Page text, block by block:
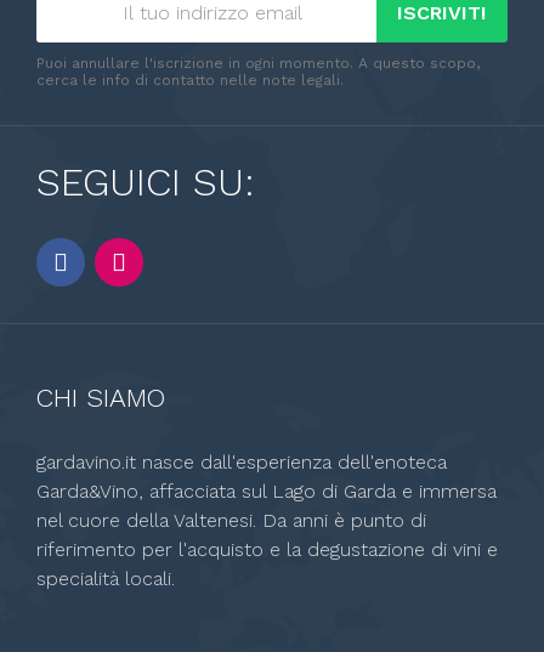
ISCRIVITI
Puoi annullare l'iscrizione in ogni momento. A questo scopo,
cerca le info di contatto nelle note legali.
SEGUICI SU:
CHI SIAMO
gardavino.it nasce dall'esperienza dell'enoteca
Garda&Vino, affacciata sul Lago di Garda e immersa
nel cuore della Valtenesi. Da anni è punto di
riferimento per l'acquisto e la degustazione di vini e
specialità locali.